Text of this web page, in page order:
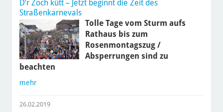
D’r Zoch kütt – Jetzt beginnt die Zeit des
Straßenkarnevals
Tolle Tage vom Sturm aufs
Rathaus bis zum
Rosenmontagszug /
Absperrungen sind zu
beachten
mehr
26.02.2019